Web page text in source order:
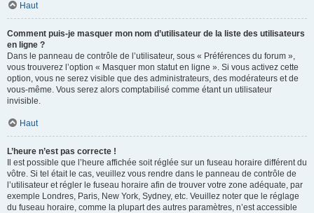
Haut
Comment puis-je masquer mon nom d’utilisateur de la liste des utilisateurs
en ligne ?
Dans le panneau de contrôle de l’utilisateur, sous « Préférences du forum »,
vous trouverez l’option « Masquer mon statut en ligne ». Si vous activez cette
option, vous ne serez visible que des administrateurs, des modérateurs et de
vous-même. Vous serez alors comptabilisé comme étant un utilisateur
invisible.
Haut
L’heure n’est pas correcte !
Il est possible que l’heure affichée soit réglée sur un fuseau horaire différent du
vôtre. Si tel était le cas, veuillez vous rendre dans le panneau de contrôle de
l’utilisateur et régler le fuseau horaire afin de trouver votre zone adéquate, par
exemple Londres, Paris, New York, Sydney, etc. Veuillez noter que le réglage
du fuseau horaire, comme la plupart des autres paramètres, n’est accessible